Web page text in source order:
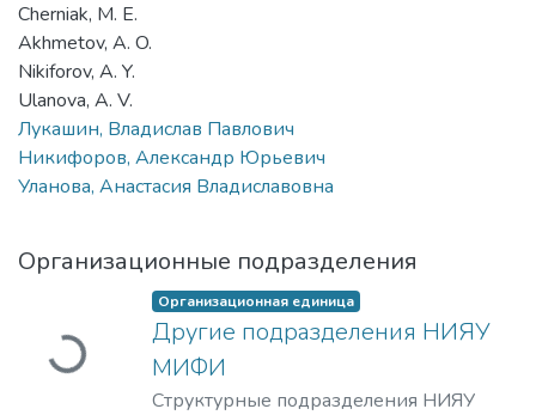
Cherniak, M. E.
Akhmetov, A. O.
Nikiforov, A. Y.
Ulanova, A. V.
Лукашин, Владислав Павлович
Никифоров, Александр Юрьевич
Уланова, Анастасия Владиславовна
Организационные подразделения
Загружается... Организационная единица
Другие подразделения НИЯУ
МИФИ
Структурные подразделения НИЯУ